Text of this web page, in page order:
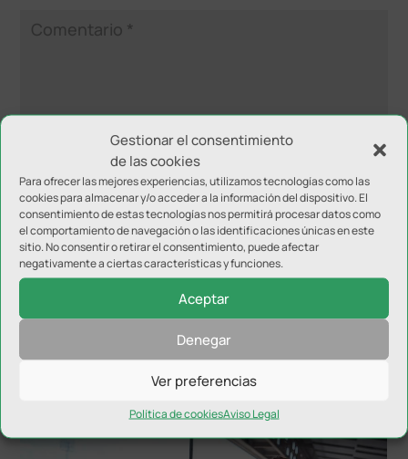
Gestionar el consentimiento
de las cookies
Para ofrecer las mejores experiencias, utilizamos tecnologías como las
cookies para almacenar y/o acceder a la información del dispositivo. El
consentimiento de estas tecnologías nos permitirá procesar datos como
el comportamiento de navegación o las identificaciones únicas en este
sitio. No consentir o retirar el consentimiento, puede afectar
negativamente a ciertas características y funciones.
Aceptar
Denegar
Ver preferencias
Política de cookiesAviso Legal
NOTICIAS RELACIONADAS